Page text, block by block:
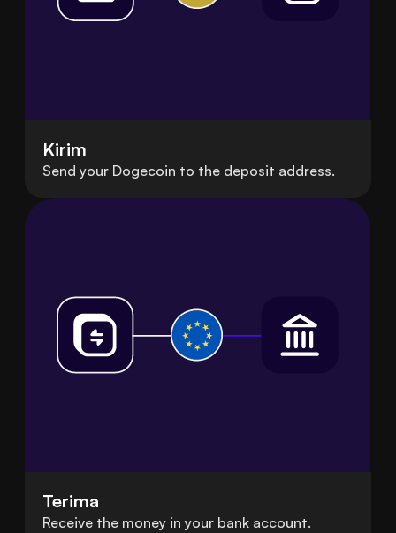
Kirim
Send your Dogecoin to the deposit address.
Terima
Receive the money in your bank account.